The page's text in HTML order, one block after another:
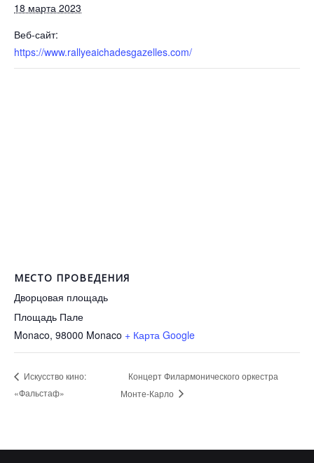
18 марта 2023
Веб-сайт:
https://www.rallyeaichadesgazelles.com/
МЕСТО ПРОВЕДЕНИЯ
Дворцовая площадь
Площадь Пале
Monaco, 98000 Monaco + Карта Google
Искусство кино:
«Фальстаф»
Концерт Филармонического оркестра
Монте-Карло